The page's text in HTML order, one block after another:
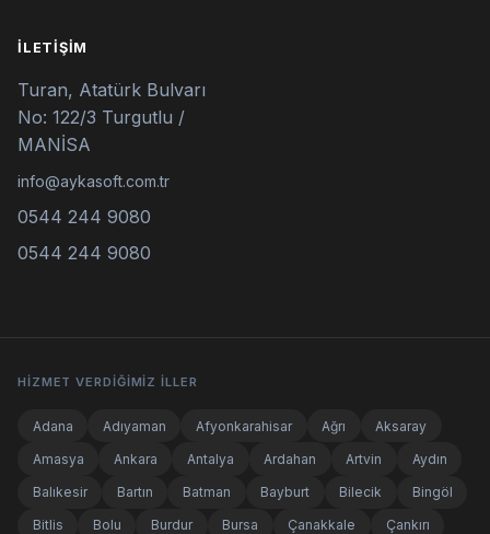
İLETIŞIM
Turan, Atatürk Bulvarı
No: 122/3 Turgutlu /
MANİSA
info@aykasoft.com.tr
0544 244 9080
0544 244 9080
HIZMET VERDIĞIMIZ İLLER
Adana Adıyaman Afyonkarahisar Ağrı Aksaray
Amasya Ankara Antalya Ardahan Artvin Aydın
Balıkesir Bartın Batman Bayburt Bilecik Bingöl
Bitlis Bolu Burdur Bursa Çanakkale Çankırı